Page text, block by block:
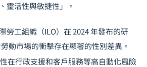
靈活性與敏捷性」。
勞工組織（ILO）在 2024 年發布的研
動市場的衝擊存在顯著的性別差異。
在行政支援和客戶服務等高自動化風險